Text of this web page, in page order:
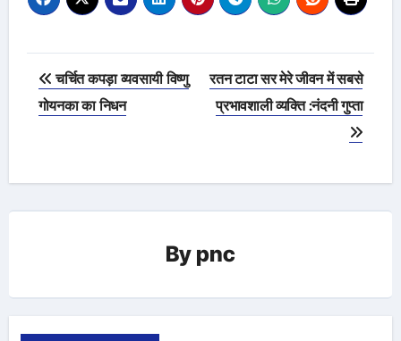
Post
navigation
चर्चित कपड़ा व्यवसायी विष्णु
गोयनका का निधन
रतन टाटा सर मेरे जीवन में सबसे
प्रभावशाली व्यक्ति :नंदनी गुप्ता
By pnc